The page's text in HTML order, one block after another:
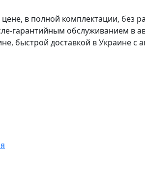
в полной комплектации, без
гарантийным обслуживанием в
быстрой доставкой в Украине с